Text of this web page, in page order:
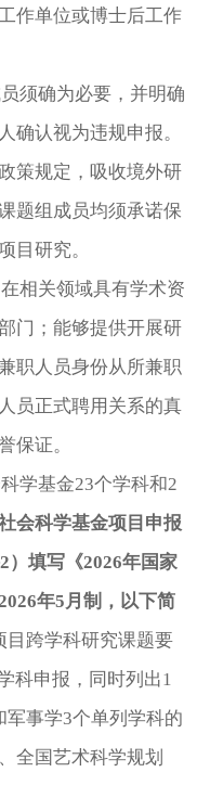
作单位或博士后工作
须确为必要，并明确
确认视为违规申报。
策规定，吸收境外研
题组成员均须承诺保
目研究。
相关领域具有学术资
门；能够提供开展研
职人员身份从所兼职
员正式聘用关系的真
保证。
学基金23个学科和2
会科学基金项目申报
）填写《2026年国家
年5月制，以下简
目跨学科研究课题要
科申报，同时列出1
事学3个单列学科的
全国艺术科学规划